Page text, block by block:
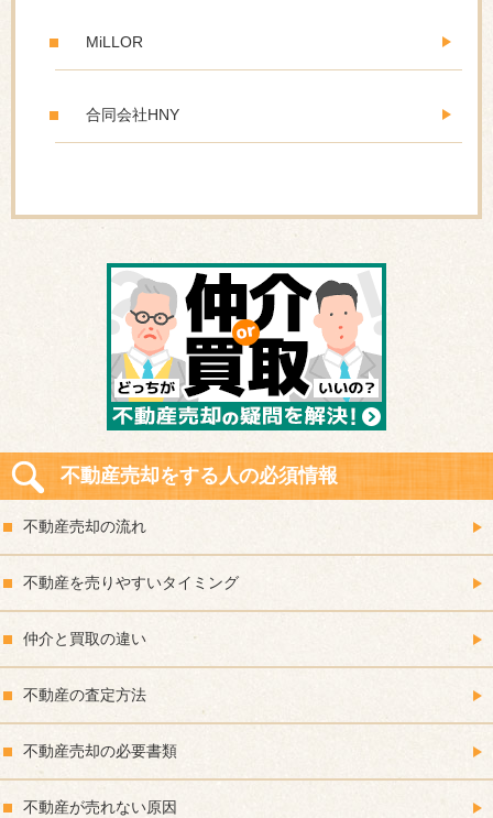
MiLLOR
合同会社HNY
不動産売却をする人の必須情報
不動産売却の流れ
不動産を売りやすいタイミング
仲介と買取の違い
不動産の査定方法
不動産売却の必要書類
不動産が売れない原因